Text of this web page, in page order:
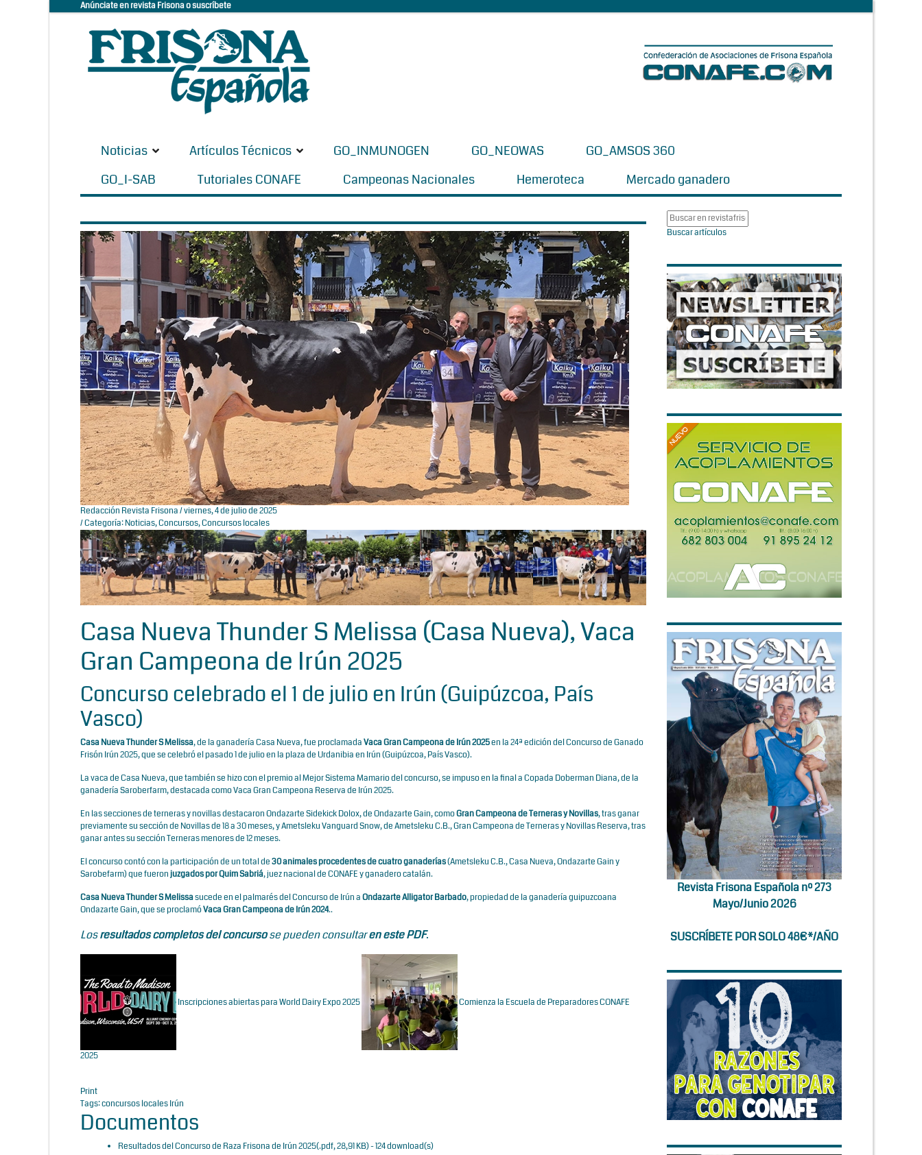
Anúnciate en revista Frisona o suscríbete
Noticias Artículos Técnicos GO_INMUNOGEN GO_NEOWAS
GO_AMSOS 360
GO_I-SAB
Tutoriales CONAFE Campeonas Nacionales Hemeroteca Mercado ganadero
Redacción Revista Frisona/ viernes, 4 de julio de 2025
/ Categoría:Noticias,Concursos,Concursos locales
Casa Nueva Thunder S Melissa (Casa Nueva), Vaca
Gran Campeona de Irún 2025
Concurso celebrado el 1 de julio en Irún (Guipúzcoa, País
Vasco)
Casa Nueva Thunder S Melissa, de la ganadería Casa Nueva, fue proclamadaVaca Gran Campeona de Irún 2025en la 24ª edición del Concurso de Ganado
Frisón Irún 2025, que se celebró el pasado 1 de julio en la plaza de Urdanibia en Irún (Guipúzcoa, País Vasco).
La vaca de Casa Nueva, que también se hizo con el premio al Mejor Sistema Mamario del concurso, se impuso en la final a Copada Doberman Diana, de la
ganadería Saroberfarm, destacada como Vaca Gran Campeona Reserva de Irún 2025.
En las secciones de terneras y novillas destacaron Ondazarte Sidekick Dolox, de Ondazarte Gain, comoGran Campeona de Terneras y Novillas, tras ganar
previamente su sección de Novillas de 18 a 30 meses, y Ametsleku Vanguard Snow, de Ametsleku C.B., Gran Campeona de Terneras y Novillas Reserva, tras
ganar antes su sección Terneras menores de 12 meses.
El concurso contó con la participación de un total de30 animales procedentes de cuatro ganaderías(Ametsleku C.B., Casa Nueva, Ondazarte Gain y
Sarobefarm) que fueronjuzgados porQuim Sabriá, juez nacional de CONAFE y ganadero catalán.
Casa Nueva Thunder S Melissasucede en el palmarés del Concurso de Irún aOndazarte Alligator Barbado, propiedad de la ganadería guipuzcoana
Ondazarte Gain, que se proclamóVaca Gran Campeona de Irún 2024..
Losresultados completos del concursose pueden consultaren este PDF.
Inscripciones abiertas para World Dairy Expo 2025 Comienza la Escuela de Preparadores CONAFE
2025
Print
Tags:concursos localesIrún
Documentos
Resultados del Concurso de Raza Frisona de Irún 2025(.pdf,28,91 KB) - 124 download(s)
Buscar artículos
Revista Frisona Española nº 273
Mayo/Junio 2026
SUSCRÍBETE POR SOLO 48€*/AÑO